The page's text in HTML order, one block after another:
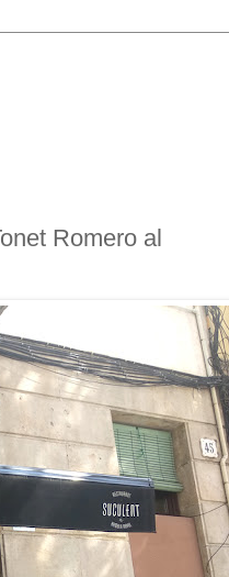
Romero al